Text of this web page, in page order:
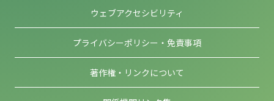
ウェブアクセシビリティ
プライバシーポリシー・免責事項
著作権・リンクについて